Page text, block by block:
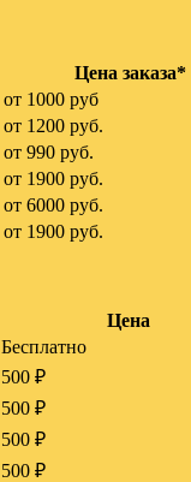
Цена заказа*
от 1000 руб
от 1200 руб.
от 990 руб.
от 1900 руб.
от 6000 руб.
от 1900 руб.
Цена
Бесплатно
500 ₽
500 ₽
500 ₽
500 ₽